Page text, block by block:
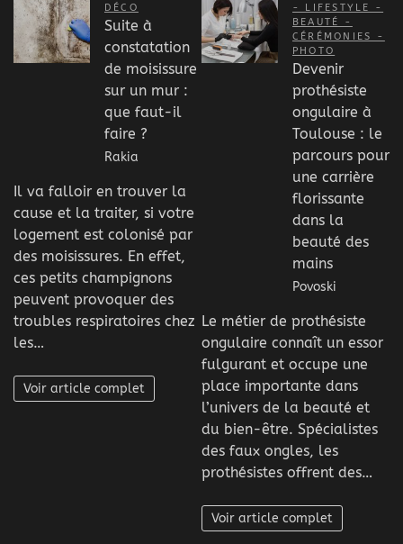
DÉCO
Suite à
constatation
de moisissure
sur un mur :
que faut-il
faire ?
Rakia
Il va falloir en trouver la
cause et la traiter, si votre
logement est colonisé par
des moisissures. En effet,
ces petits champignons
peuvent provoquer des
troubles respiratoires chez
les…
Voir article complet
- LIFESTYLE -
BEAUTÉ -
CÉRÉMONIES -
PHOTO
Devenir
prothésiste
ongulaire à
Toulouse : le
parcours pour
une carrière
florissante
dans la
beauté des
mains
Povoski
Le métier de prothésiste
ongulaire connaît un essor
fulgurant et occupe une
place importante dans
l’univers de la beauté et
du bien-être. Spécialistes
des faux ongles, les
prothésistes offrent des…
Voir article complet